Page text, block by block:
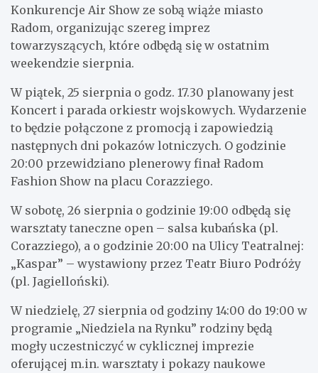
Konkurencje Air Show ze sobą wiąże miasto
Radom, organizując szereg imprez
towarzyszących, które odbędą się w ostatnim
weekendzie sierpnia.
W piątek, 25 sierpnia o godz. 17.30 planowany jest
Koncert i parada orkiestr wojskowych. Wydarzenie
to będzie połączone z promocją i zapowiedzią
następnych dni pokazów lotniczych. O godzinie
20:00 przewidziano plenerowy finał Radom
Fashion Show na placu Corazziego.
W sobotę, 26 sierpnia o godzinie 19:00 odbędą się
warsztaty taneczne open – salsa kubańska (pl.
Corazziego), a o godzinie 20:00 na Ulicy Teatralnej:
„Kaspar” – wystawiony przez Teatr Biuro Podróży
(pl. Jagielloński).
W niedzielę, 27 sierpnia od godziny 14:00 do 19:00 w
programie „Niedziela na Rynku” rodziny będą
mogły uczestniczyć w cyklicznej imprezie
oferującej m.in. warsztaty i pokazy naukowe